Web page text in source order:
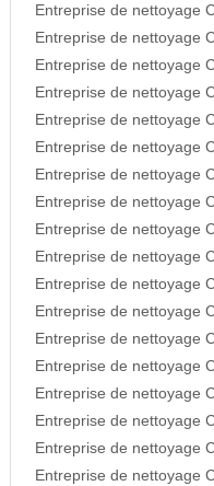
Entreprise de nettoyage
Entreprise de nettoyage
Entreprise de nettoyage
Entreprise de nettoyage
Entreprise de nettoyage
Entreprise de nettoyage
Entreprise de nettoyage
Entreprise de nettoyage
Entreprise de nettoyage
Entreprise de nettoyage
Entreprise de nettoyage
Entreprise de nettoyage
Entreprise de nettoyage
Entreprise de nettoyage
Entreprise de nettoyage
Entreprise de nettoyage
Entreprise de nettoyage
Entreprise de nettoyage